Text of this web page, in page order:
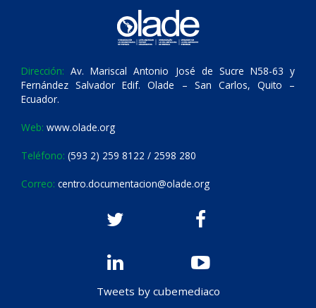
Dirección: Av. Mariscal Antonio José de Sucre N58-63 y
Fernández Salvador Edif. Olade – San Carlos, Quito –
Ecuador.
Web: www.olade.org
Teléfono: (593 2) 259 8122 / 2598 280
Correo: centro.documentacion@olade.org
Tweets by cubemediaco